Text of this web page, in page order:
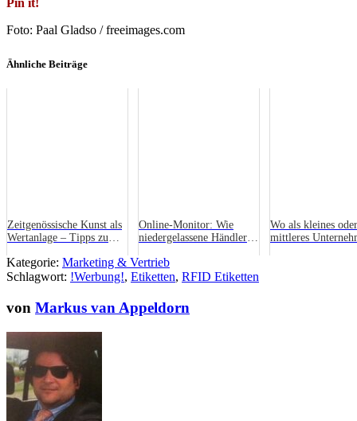
Pin it!
Foto: Paal Gladso / freeimages.com
Ähnliche Beiträge
Zeitgenössische Kunst als
Wertanlage – Tipps zum
Online-Monitor: Wie
niedergelassene Händler
profitieren können
Wo als kleines oder
mittleres
Kategorie: Marketing & Vertrieb
Schlagwort: !Werbung!, Etiketten, RFID Etiketten
von Markus van Appeldorn